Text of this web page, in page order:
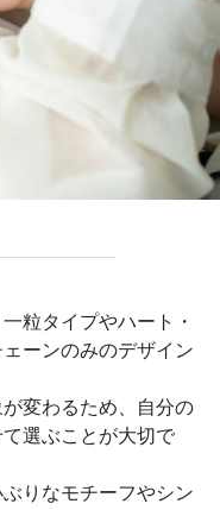
粒タイプやハート・
ーンのみのデザイン
変わるため、自分の
選ぶことが大切で
りなモチーフやシン